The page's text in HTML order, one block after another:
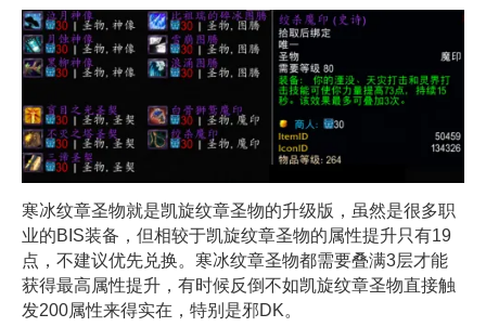
寒冰纹章圣物就是凯旋纹章圣物的升级版，虽然是很多职
业的BIS装备，但相较于凯旋纹章圣物的属性提升只有19
点，不建议优先兑换。寒冰纹章圣物都需要叠满3层才能
获得最高属性提升，有时候反倒不如凯旋纹章圣物直接触
发200属性来得实在，特别是邪DK。